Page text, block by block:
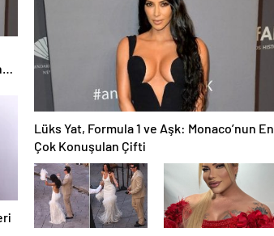
Takvimi
Lüks Yat, Formula 1 ve Aşk: Monaco’nun En
Çok Konuşulan Çifti